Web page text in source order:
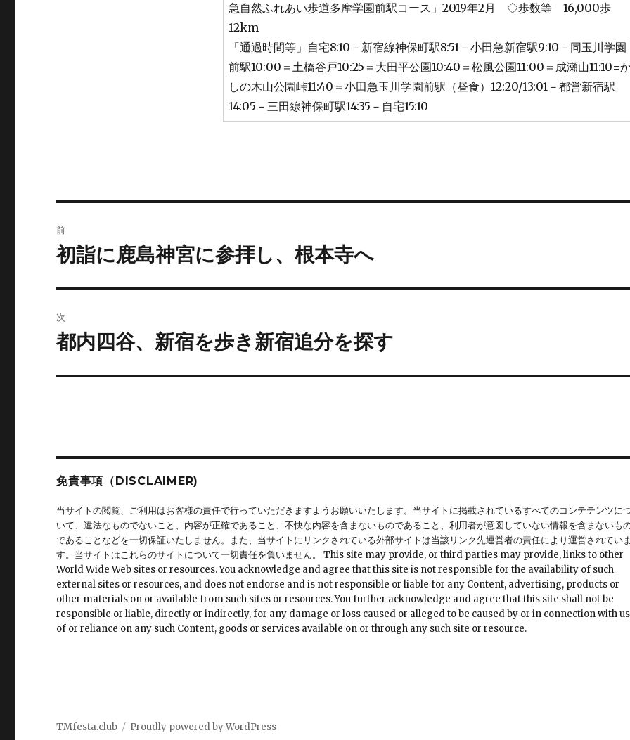
急自然ふれあい歩道多摩学園前駅コース」2019年2月 ◇歩数等 16,000歩
12km
「通過時間等」自宅8:10－新宿線神保町駅8:51－小田急新宿駅9:10－同玉川学園
前駅10:00＝土橋谷戸10:25＝大田平公園10:40＝松風公園11:00＝成瀬山11:10=
しの木山公園峠11:40＝小田急玉川学園前駅（昼食）12:20/13:01－都営新宿駅
14:05－三田線神保町駅14:35－自宅15:10
稿
ゲ
ン
前
前
投
稿:
初詣に鹿島神宮に参拝し、根本寺へ
次
次
投
都内四谷、新宿を歩き新宿追分を探す
免責事項（DISCLAIMER)
当サイトの閲覧、ご利用はお客様の責任で行っていただきますようお願いいたします。当サイトに掲載されているすべてのコンテテンツに
いて、違法なものでないこと、内容が正確であること、不快な内容を含まないものであること、利用者が意図していない情報を含まないも
であることなどを一切保証いたしません。また、当サイトにリンクされている外部サイトは当該リンク先運営者の責任により運営されてい
す。当サイトはこれらのサイトについて一切責任を負いません。 This site may provide, or third parties may provide, links to other
World Wide Web sites or resources. You acknowledge and agree that this site is not responsible for the availability of such
external sites or resources, and does not endorse and is not responsible or liable for any Content, advertising, products or
other materials on or available from such sites or resources. You further acknowledge and agree that this site shall not be
responsible or liable, directly or indirectly, for any damage or loss caused or alleged to be caused by or in connection with
of or reliance on any such Content, goods or services available on or through any such site or resource.
TMfesta.club Proudly powered by WordPress